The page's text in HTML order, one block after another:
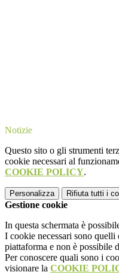
Notizie
Questo sito o gli strumenti
cookie necessari al
COOKIE POLICY.
Personalizza Rifiuta tutti i
Gestione cookie
In questa schermata è
I cookie necessari sono
piattaforma e non è possibile
Per conoscere quali sono i
visionare la COOKIE